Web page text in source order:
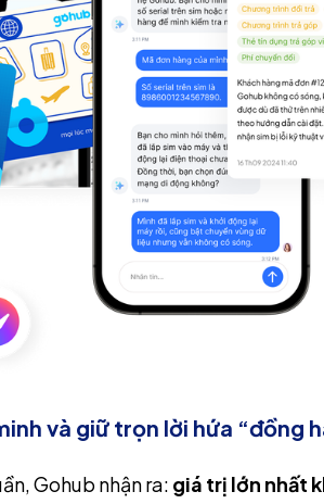
và giữ trọn lời hứa “đồng
Gohub nhận ra: giá trị lớn nhất